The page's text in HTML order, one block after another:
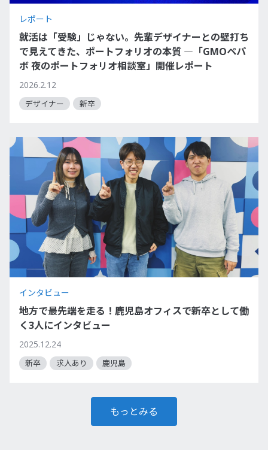
レポート
就活は「受験」じゃない。先輩デザイナーとの壁打ち
で見えてきた、ポートフォリオの本質 ―「GMOペパ
ボ 夜のポートフォリオ相談室」開催レポート
2026.2.12
デザイナー 新卒
インタビュー
地方で最先端を走る！鹿児島オフィスで新卒として働
く3人にインタビュー
2025.12.24
新卒 求人あり 鹿児島
もっとみる